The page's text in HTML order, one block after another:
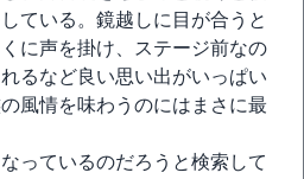
ている。鏡越しに目が合うと
に声を掛け、ステージ前なの
るなど良い思い出がいっぱい
風情を味わうのにはまさに最
っているのだろうと検索して